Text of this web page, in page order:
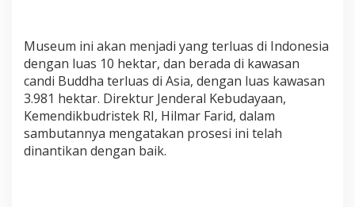
Museum ini akan menjadi yang terluas di Indonesia
dengan luas 10 hektar, dan berada di kawasan
candi Buddha terluas di Asia, dengan luas kawasan
3.981 hektar. Direktur Jenderal Kebudayaan,
Kemendikbudristek RI, Hilmar Farid, dalam
sambutannya mengatakan prosesi ini telah
dinantikan dengan baik.